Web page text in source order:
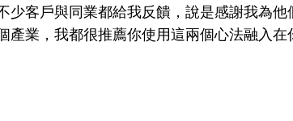
少客戶與同業都給我反饋，說是感謝我為
產業，我都很推薦你使用這兩個心法融入